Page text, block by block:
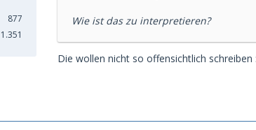
877
1.351
Wie ist das zu interpretieren?
Die wollen nicht so offensichtlich schreiben